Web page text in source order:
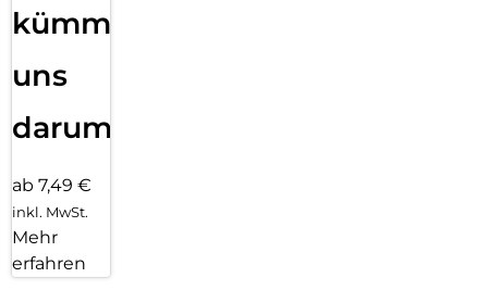
kümmern
uns
darum!
ab 7,49 €
inkl. MwSt.
Mehr
erfahren